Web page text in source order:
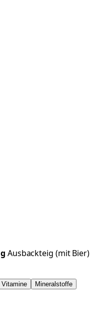
g Ausbackteig (mit Bier)
Vitamine Mineralstoffe